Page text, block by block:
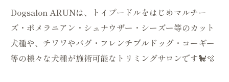
Dogsalon ARUNは、トイプードルをはじめマルチー
ズ・ポメラニアン・シュナウザー・シーズー等のカット
犬種や、チワワやパグ・フレンチブルドッグ・コーギー
等の様々な犬種が施術可能なトリミングサロンです🐩🫧